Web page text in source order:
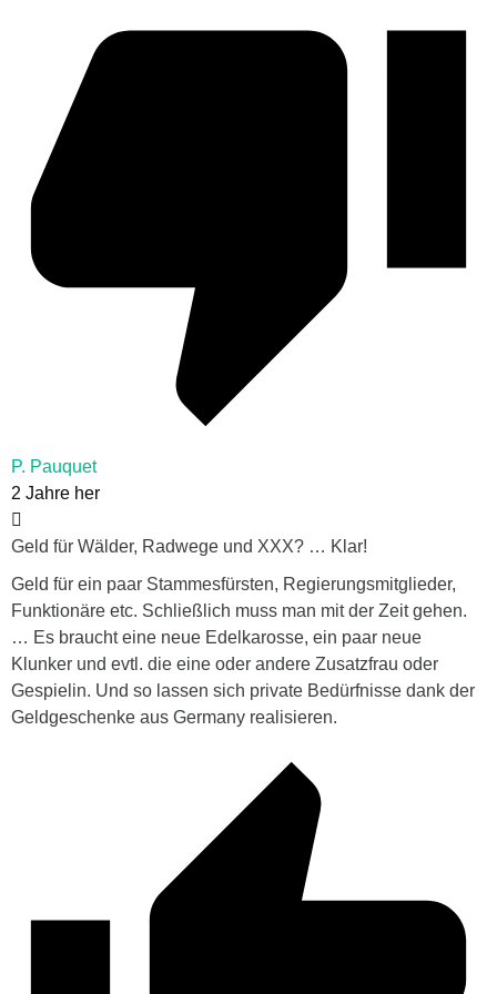
P. Pauquet
2 Jahre her
Geld für Wälder, Radwege und XXX? … Klar!
Geld für ein paar Stammesfürsten, Regierungsmitglieder,
Funktionäre etc. Schließlich muss man mit der Zeit gehen.
… Es braucht eine neue Edelkarosse, ein paar neue
Klunker und evtl. die eine oder andere Zusatzfrau oder
Gespielin. Und so lassen sich private Bedürfnisse dank der
Geldgeschenke aus Germany realisieren.